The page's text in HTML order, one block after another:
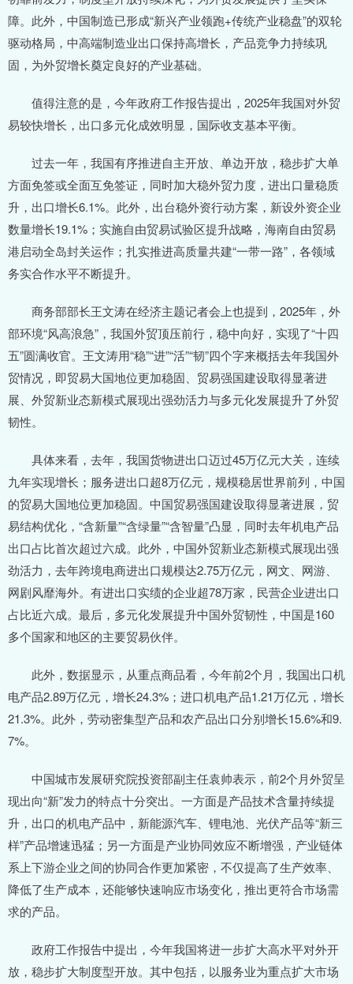
障。此外，中国制造已形成“新兴产业领跑+传统产业稳盘”的双轮
驱动格局，中高端制造业出口保持高增长，产品竞争力持续巩
固，为外贸增长奠定良好的产业基础。
值得注意的是，今年政府工作报告提出，2025年我国对外贸
易较快增长，出口多元化成效明显，国际收支基本平衡。
过去一年，我国有序推进自主开放、单边开放，稳步扩大单
方面免签或全面互免签证，同时加大稳外贸力度，进出口量稳质
升，出口增长6.1%。此外，出台稳外资行动方案，新设外资企业
数量增长19.1%；实施自由贸易试验区提升战略，海南自由贸易
港启动全岛封关运作；扎实推进高质量共建“一带一路”，各领域
务实合作水平不断提升。
商务部部长王文涛在经济主题记者会上也提到，2025年，外
部环境“风高浪急”，我国外贸顶压前行，稳中向好，实现了“十四
五”圆满收官。王文涛用“稳”“进”“活”“韧”四个字来概括去年我国外
贸情况，即贸易大国地位更加稳固、贸易强国建设取得显著进
展、外贸新业态新模式展现出强劲活力与多元化发展提升了外贸
韧性。
具体来看，去年，我国货物进出口迈过45万亿元大关，连续
九年实现增长；服务进出口超8万亿元，规模稳居世界前列，中国
的贸易大国地位更加稳固。中国贸易强国建设取得显著进展，贸
易结构优化，“含新量”“含绿量”“含智量”凸显，同时去年机电产品
出口占比首次超过六成。此外，中国外贸新业态新模式展现出强
劲活力，去年跨境电商进出口规模达2.75万亿元，网文、网游、
网剧风靡海外。有进出口实绩的企业超78万家，民营企业进出口
占比近六成。最后，多元化发展提升中国外贸韧性，中国是160
多个国家和地区的主要贸易伙伴。
此外，数据显示，从重点商品看，今年前2个月，我国出口机
电产品2.89万亿元，增长24.3%；进口机电产品1.21万亿元，增长
21.3%。此外，劳动密集型产品和农产品出口分别增长15.6%和9.
7%。
中国城市发展研究院投资部副主任袁帅表示，前2个月外贸呈
现出向“新”发力的特点十分突出。一方面是产品技术含量持续提
升，出口的机电产品中，新能源汽车、锂电池、光伏产品等“新三
样”产品增速迅猛；另一方面是产业协同效应不断增强，产业链体
系上下游企业之间的协同合作更加紧密，不仅提高了生产效率、
降低了生产成本，还能够快速响应市场变化，推出更符合市场需
求的产品。
政府工作报告中提出，今年我国将进一步扩大高水平对外开
放，稳步扩大制度型开放。其中包括，以服务业为重点扩大市场